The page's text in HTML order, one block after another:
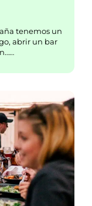
tenemos un
abrir un bar